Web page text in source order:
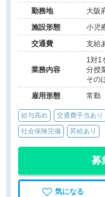
勤務地
大阪
ス平
施設形態
小児
ービ
交通費 支給
業務内容
1対1
分授
その
雇用形態
常勤
給与高め 交通費手当あり
社会保険完備 昇給あり
募
気になる